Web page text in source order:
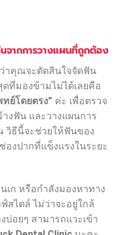
จากการวางแผนที่ถูกต้อง
าคุณจะตัดสินใจจัดฟัน
ที่มองข้ามไม่ได้เลยคือ
ย์โดยตรง” ค่ะ เพื่อตรวจ
งฟัน และวางแผนการ
วิธีนี้จะช่วยให้ฟันของ
งปากที่แข็งแรงในระยะ
เก หรือกำลังมองหาทาง
สไตล์ ไม่ว่าจะอยู่ใกล้
อยๆ สามารถแวะเข้า